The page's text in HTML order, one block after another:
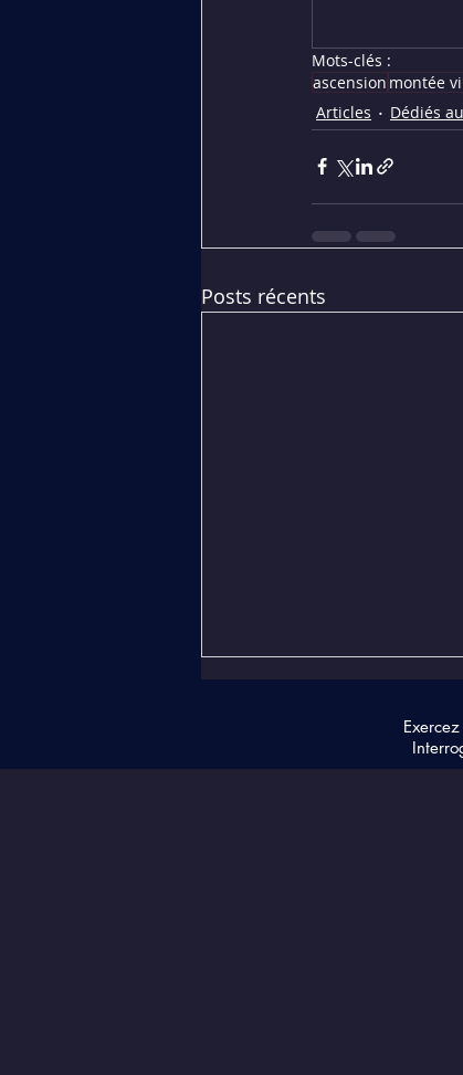
Mots-clés :
ascension montée
Articles
Dédiés
Posts récents